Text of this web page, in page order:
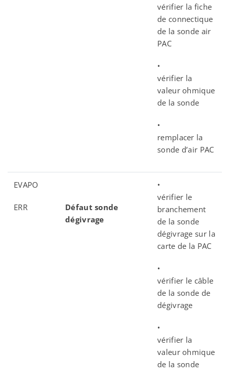
vérifier la fiche
de connectique
de la sonde air
PAC
•
vérifier la
valeur ohmique
de la sonde
•
remplacer la
sonde d’air PAC
EVAPO
ERR
Défaut sonde
dégivrage
•
vérifier le
branchement
de la sonde
dégivrage sur la
carte de la PAC
•
vérifier le câble
de la sonde de
dégivrage
•
vérifier la
valeur ohmique
de la sonde